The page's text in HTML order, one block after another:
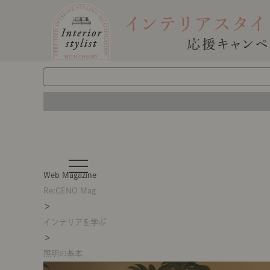
t
o
g
n
a
g
a
Web Magazine
Re:CENO Mag
＞
インテリアを学ぶ
＞
照明の基本